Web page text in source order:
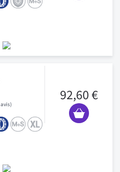
avis
92,60 €